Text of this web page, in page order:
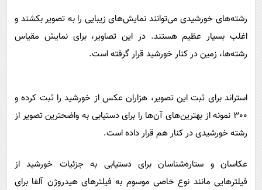
رشته‌های خورشیدی می‌توانند نمایش‌های زیبایی را به تصویر بکشند و
اغلب بسیار عظیم هستند. در این تصاویر، برای نمایش مقیاس
رشته‌ها، زمین در کنار خورشید قرار گرفته است.
استراند برای ثبت این تصویر، هزاران عکس از خورشید را ثبت کرده و
300 نمونه از بهترین‌های آن‌ها را برای دستیابی به واضحترین تصویر از
رشته خورشیدی در کنار هم قرار داده است.
عکاسان و ستاره‌شناسان برای دستیابی به جزئیات خورشید از
فیلترهایی مانند نوع خاصی موسوم به فیلترهای هیدروژن آلفا برای